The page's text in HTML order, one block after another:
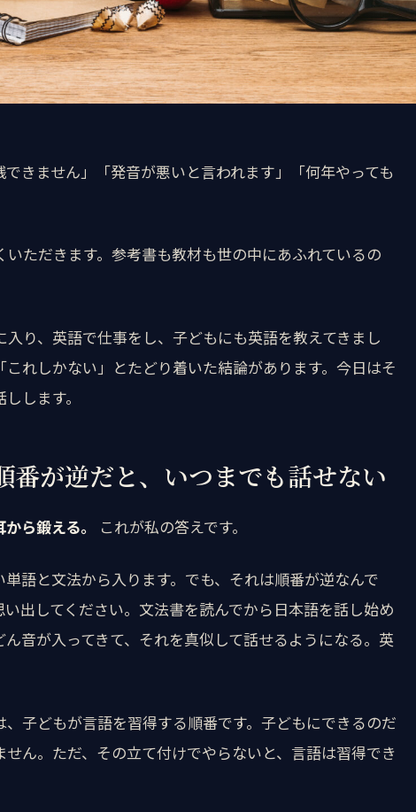
できません」「発音が悪いと言われます」「何年やっても
ただきます。参考書も教材も世の中にあふれているの
り、英語で仕事をし、子どもにも英語を教えてきまし
れしかない」とたどり着いた結論があります。今日はそ
します。
番が逆だと、いつまでも話せない
ら鍛える。 これが私の答えです。
語と文法から入ります。でも、それは順番が逆なんで
出してください。文法書を読んでから日本語を話し始め
音が入ってきて、それを真似して話せるようになる。英
、子どもが言語を習得する順番です。子どもにできるのだ
ん。ただ、その立て付けでやらないと、言語は習得でき